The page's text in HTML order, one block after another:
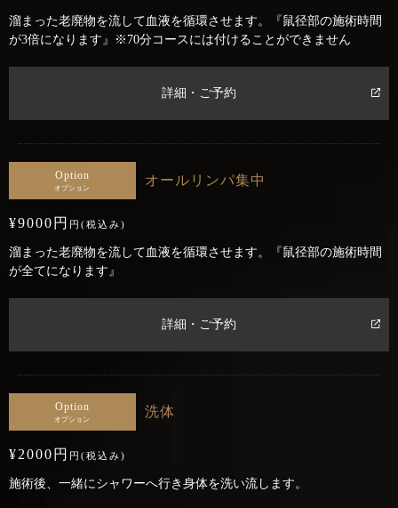
溜まった老廃物を流して血液を循環させます。『鼠径部の施術時間
が3倍になります』※70分コースには付けることができません
詳細・ご予約
Option
オプション
オールリンパ集中
¥9000円 円(税込み)
溜まった老廃物を流して血液を循環させます。『鼠径部の施術時間
が全てになります』
詳細・ご予約
Option
オプション
洗体
¥2000円 円(税込み)
施術後、一緒にシャワーへ行き身体を洗い流します。